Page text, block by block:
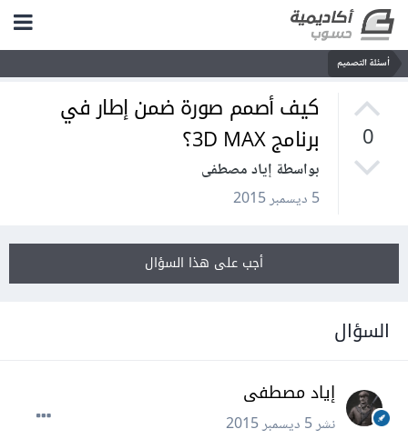
أسئلة التصميم
0
كيف أصمم صورة ضمن إطار في
برنامج 3D MAX؟
بواسطة إياد مصطفى
5 ديسمبر 2015
أجب على هذا السؤال
السؤال
إياد مصطفى
نشر5 ديسمبر 2015